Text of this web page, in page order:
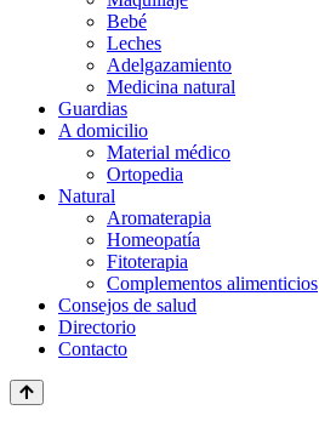
Bebé
Leches
Adelgazamiento
Medicina natural
Guardias
A domicilio
Material médico
Ortopedia
Natural
Aromaterapia
Homeopatía
Fitoterapia
Complementos alimenticios
Consejos de salud
Directorio
Contacto